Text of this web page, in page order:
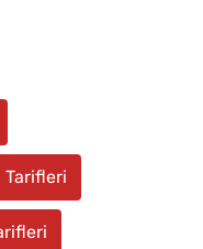
Tarifleri